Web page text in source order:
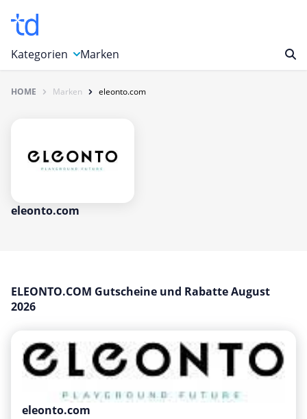
Kategorien
Auto, Motorrad & Werkzeuge
Computer & Elektronik
Essen & Trinken
Gesundheit & Beauty
Mode & Accessoires
Shopping
Sport & Freizeit
Marken
HOME Marken eleonto.com
eleonto.com
ELEONTO.COM Gutscheine und Rabatte August
2026
eleonto.com